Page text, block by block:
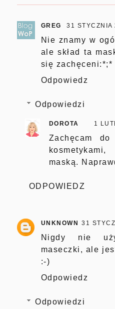
GREG 31 STYCZNIA
Nie znamy w
ale skład ta
się zachęceni:*;*
Odpowiedz
Odpowiedzi
DOROTA 1
Zachęcam
maską.
ODPOWIEDZ
UNKNOWN 31
Nigdy nie
maseczki, ale
:-)
Odpowiedz
Odpowiedzi